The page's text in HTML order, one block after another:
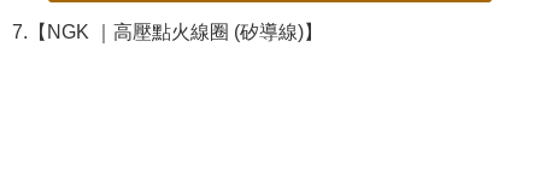
7.【NGK ｜高壓點火線圈 (矽導線)】